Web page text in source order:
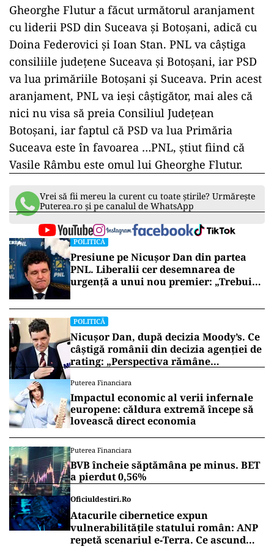
Gheorghe Flutur a făcut următorul aranjament
cu liderii PSD din Suceava și Botoșani, adică cu
Doina Federovici și Ioan Stan. PNL va câștiga
consiliile județene Suceava și Botoșani, iar PSD
va lua primăriile Botoșani și Suceava. Prin acest
aranjament, PNL va ieși câștigător, mai ales că
nici nu visa să preia Consiliul Județean
Botoșani, iar faptul că PSD va lua Primăria
Suceava este în favoarea …PNL, știut fiind că
Vasile Râmbu este omul lui Gheorghe Flutur.
Vrei să fii mereu la curent cu toate știrile? Urmărește
Puterea.ro și pe canalul de WhatsApp
POLITICĂ
Presiune pe Nicușor Dan din partea
PNL. Liberalii cer desemnarea de
urgență a unui nou premier: „Trebuie
POLITICĂ
Nicușor Dan, după decizia Moody’s. Ce
câștigă românii din decizia agenției de
rating: „Perspectiva rămâne
Puterea Financiara
Impactul economic al verii infernale
europene: căldura extremă începe să
lovească direct economia
Puterea Financiara
BVB încheie săptămâna pe minus. BET
a pierdut 0,56%
Oficiuldestiri.ro
Atacurile cibernetice expun
vulnerabilitățile statului român: ANP
repetă scenariul e‑Terra. Ce ascund